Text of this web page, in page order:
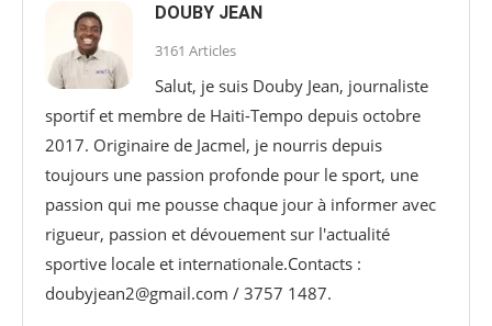
DOUBY JEAN
3161 Articles
Salut, je suis Douby Jean, journaliste
sportif et membre de Haiti-Tempo depuis octobre
2017. Originaire de Jacmel, je nourris depuis
toujours une passion profonde pour le sport, une
passion qui me pousse chaque jour à informer avec
rigueur, passion et dévouement sur l'actualité
sportive locale et internationale.Contacts :
doubyjean2@gmail.com / 3757 1487.